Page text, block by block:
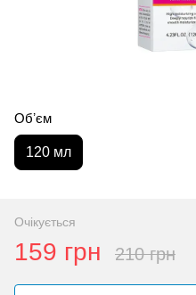
Обʼєм
120 мл
Очікується
159 грн 210 грн